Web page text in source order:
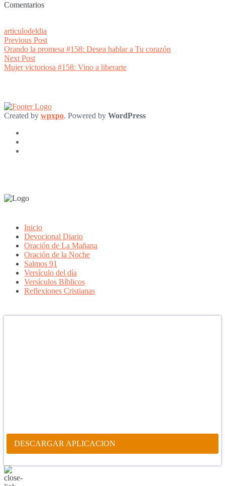
Comentarios
articulodeldia
Post
navigation
Previous PostPrevious
post:
Orando la promesa #158: Desea hablar a Tu corazón
Next PostNext
post:
Mujer victoriosa #158: Vino a liberarte
Created by wpxpo. Powered by WordPress
Inicio
Devocional Diario
Oración de La Mañana
Oración de la Noche
Salmos 91
Versículo del día
Versículos Bíblicos
Reflexiones Cristianas
DESCARGAR APLICACION